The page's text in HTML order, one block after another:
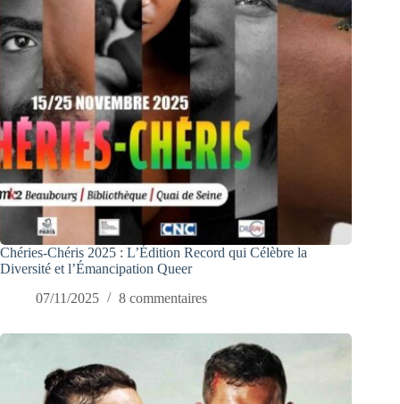
Chéries-Chéris 2025 : L’Édition Record qui Célèbre la
Diversité et l’Émancipation Queer
07/11/2025
8 commentaires